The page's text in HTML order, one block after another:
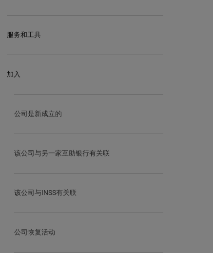
服务和工具
加入
公司是新成立的
该公司与另一家互助银行有关联
该公司与INSS有关联
公司恢复活动